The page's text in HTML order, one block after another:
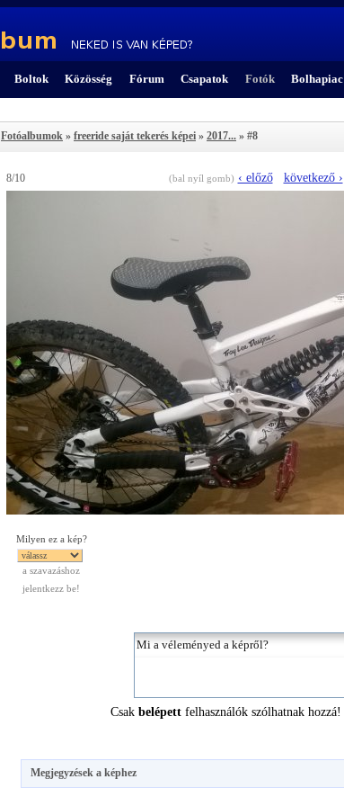
Boltok Közösség Fórum Csapatok Fotók Bolhapiac
Fotóalbumok » freeride saját tekerés képei » 2017... » #8
8/10 (bal nyíl gomb) ‹ előző következő ›
Milyen ez a kép?
a szavazáshoz
jelentkezz be!
Csak belépett felhasználók szólhatnak hozzá!
Megjegyzések a képhez